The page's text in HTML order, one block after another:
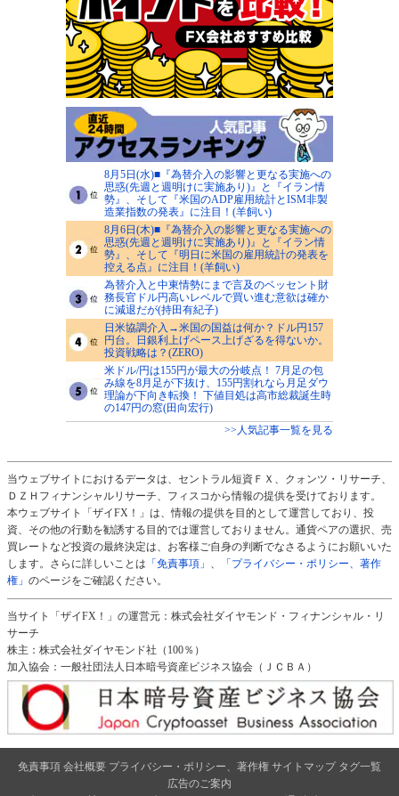
8月5日(水)■『為替介入の影響と更なる実施への
思惑(先週と週明けに実施あり)』と『イラン情
勢』、そして『米国のADP雇用統計とISM非製
造業指数の発表』に注目！(羊飼い)
8月6日(木)■『為替介入の影響と更なる実施への
思惑(先週と週明けに実施あり)』と『イラン情
勢』、そして『明日に米国の雇用統計の発表を
控える点』に注目！(羊飼い)
為替介入と中東情勢にまで言及のベッセント財
務長官ドル円高いレベルで買い進む意欲は確か
に減退だが(持田有紀子)
日米協調介入→米国の国益は何か？ドル円157
円台。日銀利上げペース上げざるを得ないか。
投資戦略は？(ZERO)
米ドル/円は155円が最大の分岐点！ 7月足の包
み線を8月足が下抜け、155円割れなら月足ダウ
理論が下向き転換！ 下値目処は高市総裁誕生時
の147円の窓(田向宏行)
>>人気記事一覧を見る
当ウェブサイトにおけるデータは、セントラル短資ＦＸ、クォンツ・リサーチ、
ＤＺＨフィナンシャルリサーチ、フィスコから情報の提供を受けております。
本ウェブサイト「ザイFX！」は、情報の提供を目的として運営しており、投
資、その他の行動を勧誘する目的では運営しておりません。通貨ペアの選択、売
買レートなど投資の最終決定は、お客様ご自身の判断でなさるようにお願いいた
します。さらに詳しいことは 「免責事項」
「プライバシー・ポリシー、著作
権」 のページをご確認ください。
当サイト「ザイFX！」の運営元：株式会社ダイヤモンド・フィナンシャル・リ
サーチ
株主：株式会社ダイヤモンド社（100％）
加入協会：一般社団法人日本暗号資産ビジネス協会（ＪＣＢＡ）
免責事項 会社概要 プライバシー・ポリシー、著作権 サイトマップ タグ一覧
広告のご案内